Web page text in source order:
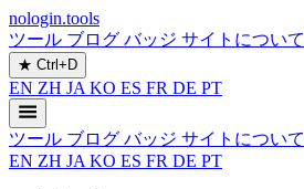
nologin.tools
ツール ブログ バッジ サイトについて
★ Ctrl+D
EN ZH JA KO ES FR DE PT
ツール ブログ バッジ サイトについて
EN ZH JA KO ES FR DE PT